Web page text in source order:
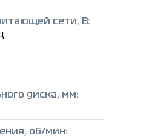
сети, В:
диска, мм:
об/мин: